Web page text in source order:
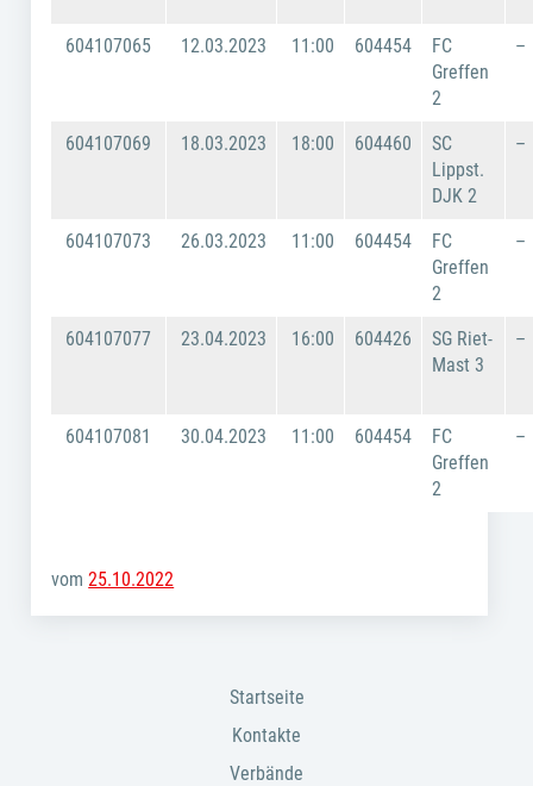
604107065 12.03.2023 11:00 604454
FC
Greffen
2
–
604107069 18.03.2023 18:00 604460
SC
Lippst.
DJK 2
–
604107073 26.03.2023 11:00 604454
FC
Greffen
2
–
604107077 23.04.2023 16:00 604426
SG Riet-
Mast 3
–
604107081 30.04.2023 11:00 604454
FC
Greffen
2
–
vom25.10.2022
Startseite
Kontakte
Verbände